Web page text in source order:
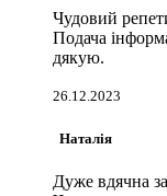
Чудовий
Подача
дякую.
26.12.2023
Наталія
Дуже вдячна